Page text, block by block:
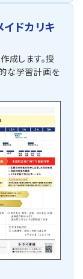
ドカリキ
成します。授
な学習計画を